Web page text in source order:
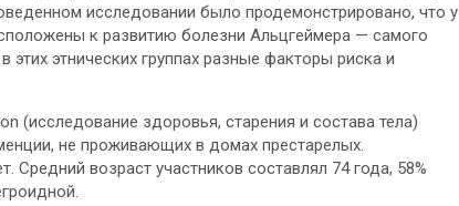
исследовании было продемонстрировано, что у
к развитию болезни Альцгеймера — самого
этнических группах разные факторы риска и
(исследование здоровья, старения и состава тела)
не проживающих в домах престарелых.
возраст участников составлял 74 года, 58%